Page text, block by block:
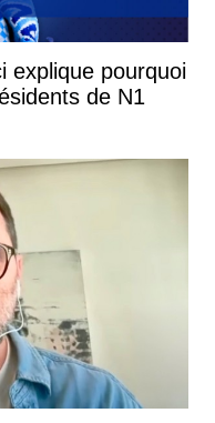
explique pourquoi
de N1